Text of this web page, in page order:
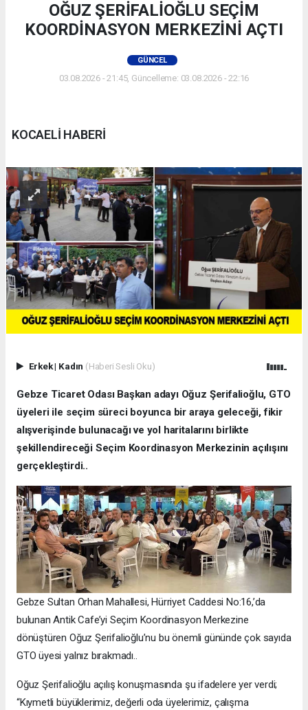
OĞUZ ŞERİFALİOĞLU SEÇİM
KOORDİNASYON MERKEZİNİ AÇTI
GÜNCEL
03.08.2026 - 21:45, Güncelleme: 03.08.2026 - 22:16
KOCAELİ HABERİ
Erkek| Kadın (Haberi Sesli Oku)
Gebze Ticaret Odası Başkan adayı Oğuz Şerifalioğlu, GTO
üyeleri ile seçim süreci boyunca bir araya geleceği, fikir
alışverişinde bulunacağı ve yol haritalarını birlikte
şekillendireceği Seçim Koordinasyon Merkezinin açılışını
gerçekleştirdi..
Gebze Sultan Orhan Mahallesi, Hürriyet Caddesi No:16,’da
bulunan Antik Cafe’yi Seçim Koordinasyon Merkezine
dönüştüren Oğuz Şerifalioğlu’nu bu önemli gününde çok sayıda
GTO üyesi yalnız bırakmadı..
Oğuz Şerifalioğlu açılış konuşmasında şu ifadelere yer verdi;
“Kıymetli büyüklerimiz, değerli oda üyelerimiz, çalışma